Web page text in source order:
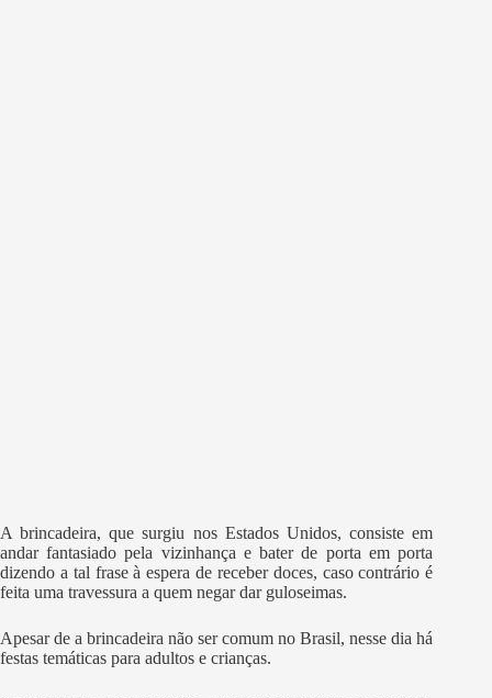
A brincadeira, que surgiu nos Estados Unidos, consiste em
andar fantasiado pela vizinhança e bater de porta em porta
dizendo a tal frase à espera de receber doces, caso contrário é
feita uma travessura a quem negar dar guloseimas.
Apesar de a brincadeira não ser comum no Brasil, nesse dia há
festas temáticas para adultos e crianças.